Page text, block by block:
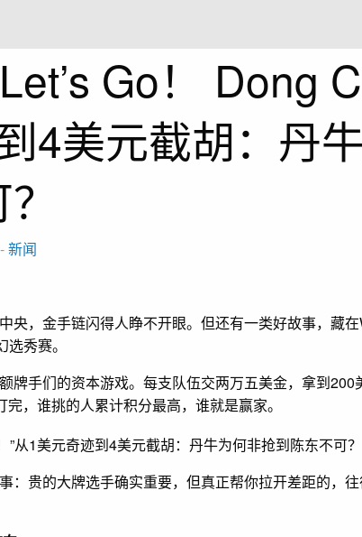
Go！ Dong
4美元截胡：丹
-新闻
央，金手链闪得人睁不开眼。但还有一类好故事，藏
秀赛。
牌手们的资本游戏。每支队伍交两万五美金，拿到200
，谁挑的人累计积分最高，谁就是赢家。
：贵的大牌选手确实重要，但真正帮你拉开差距的，